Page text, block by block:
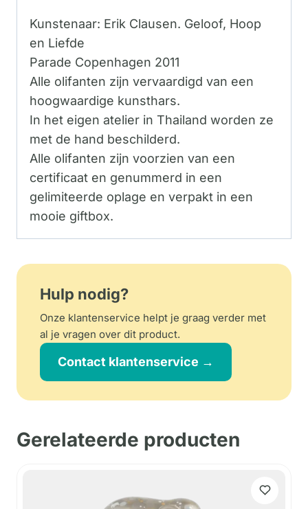
Kunstenaar: Erik Clausen. Geloof, Hoop
en Liefde
Parade Copenhagen 2011
Alle olifanten zijn vervaardigd van een
hoogwaardige kunsthars.
In het eigen atelier in Thailand worden ze
met de hand beschilderd.
Alle olifanten zijn voorzien van een
certificaat en genummerd in een
gelimiteerde oplage en verpakt in een
mooie giftbox.
Hulp nodig?
Onze klantenservice helpt je graag verder met
al je vragen over dit product.
Contact klantenservice →
Gerelateerde producten